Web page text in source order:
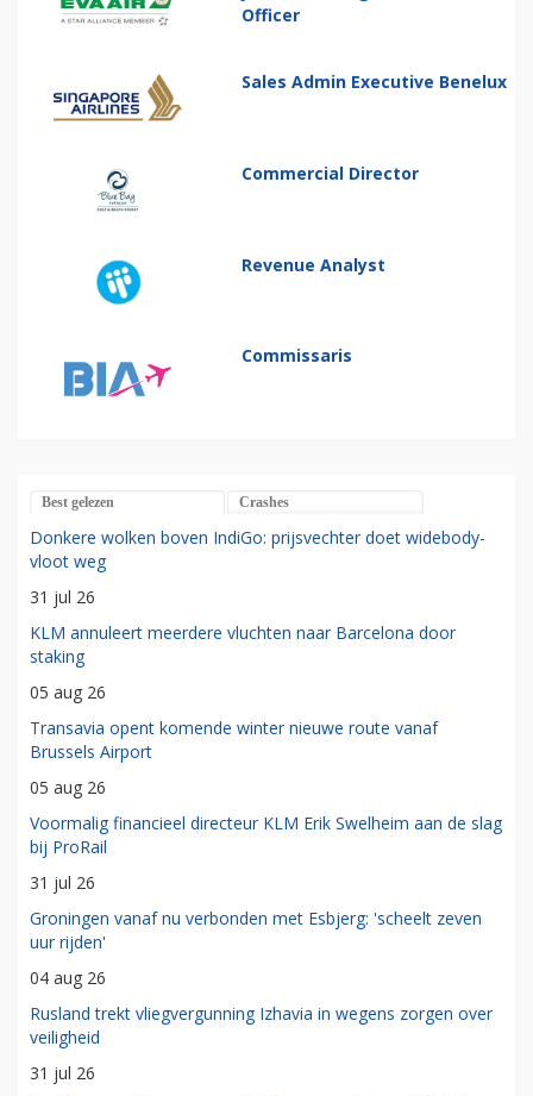
Officer
Sales Admin Executive Benelux
Commercial Director
Revenue Analyst
Commissaris
Best gelezen Crashes
Donkere wolken boven IndiGo: prijsvechter doet widebody-
vloot weg
31 jul 26
KLM annuleert meerdere vluchten naar Barcelona door
staking
05 aug 26
Transavia opent komende winter nieuwe route vanaf
Brussels Airport
05 aug 26
Voormalig financieel directeur KLM Erik Swelheim aan de slag
bij ProRail
31 jul 26
Groningen vanaf nu verbonden met Esbjerg: 'scheelt zeven
uur rijden'
04 aug 26
Rusland trekt vliegvergunning Izhavia in wegens zorgen over
veiligheid
31 jul 26